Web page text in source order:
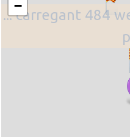
... carregant 484
−